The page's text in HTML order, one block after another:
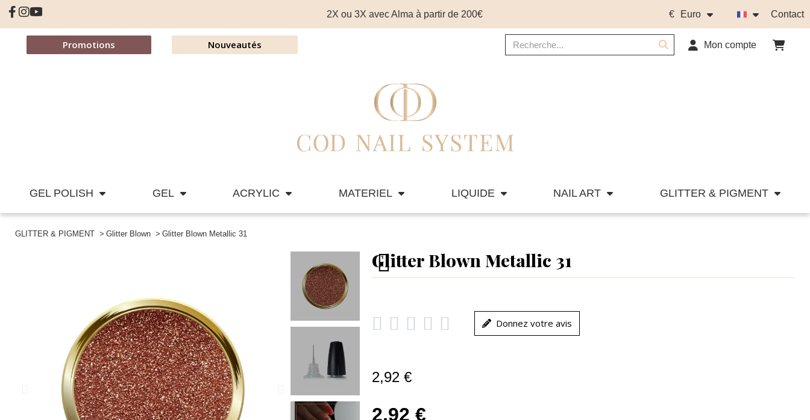
2X ou 3X avec Alma à partir de 200€ € Euro Contact
Promotions Nouveautés Mon compte
GEL POLISH GEL ACRYLIC MATERIEL LIQUIDE NAIL ART GLITTER & PIGMENT
GLITTER & PIGMENT Glitter Blown Glitter Blown Metallic 31
Glitter Blown Metallic 31
     Donnez votre avis
2,92 €
2,92 €